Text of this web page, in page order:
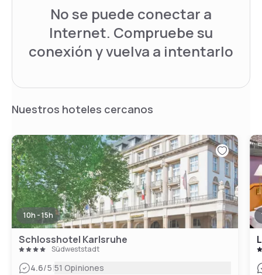
No se puede conectar a
Internet. Compruebe su
conexión y vuelva a intentarlo
Nuestros hoteles cercanos
10h - 15h
Schlosshotel Karlsruhe
Südweststadt
4.6/5|51 Opiniones